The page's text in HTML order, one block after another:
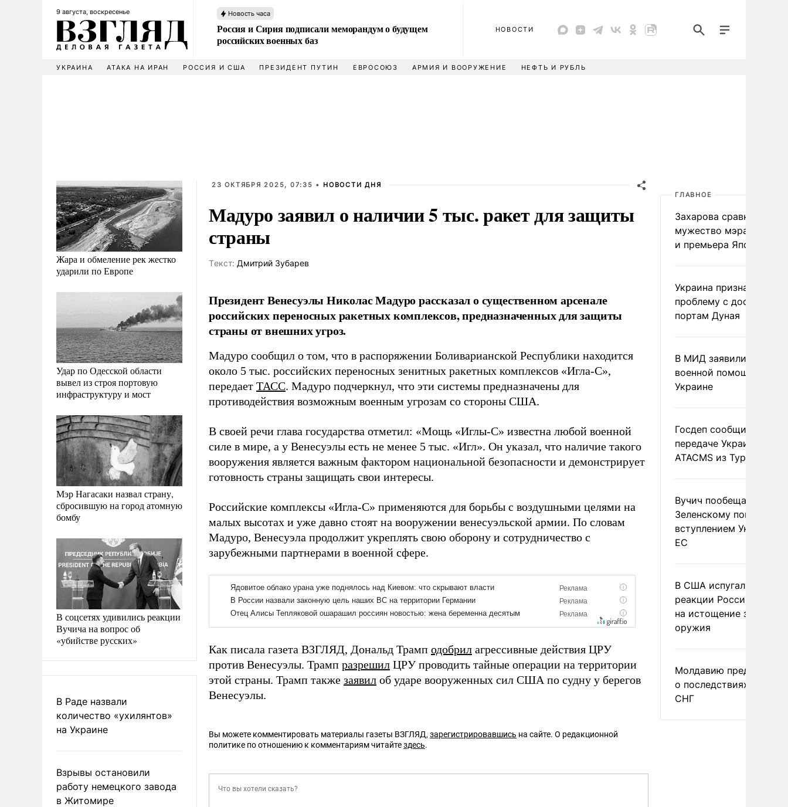
9 августа, воскресенье Новость часа
Россия и Сирия подписали меморандум о будущем
российских военных баз
НОВОСТИ
УКРАИНА АТАКА НА ИРАН РОССИЯ И США ПРЕЗИДЕНТ ПУТИН ЕВРОСОЮЗ АРМИЯ И ВООРУЖЕНИЕ НЕФТЬ И РУБЛЬ
Жара и обмеление рек жестко
ударили по Европе
Удар по Одесской области
вывел из строя портовую
инфраструктуру и мост
Мэр Нагасаки назвал страну,
сбросившую на город атомную
бомбу
В соцсетях удивились реакции
Вучича на вопрос об
«убийстве русских»
В Раде назвали
количество «ухилянтов»
на Украине
Взрывы остановили
работу немецкого завода
в Житомире
23 ОКТЯБРЯ 2025, 07:35 • НОВОСТИ ДНЯ
Мадуро заявил о наличии 5 тыс. ракет для защиты
страны
Tекст: Дмитрий Зубарев
Президент Венесуэлы Николас Мадуро рассказал о существенном арсенале
российских переносных ракетных комплексов, предназначенных для защиты
страны от внешних угроз.
Мадуро сообщил о том, что в распоряжении Боливарианской Республики находится
около 5 тыс. российских переносных зенитных ракетных комплексов «Игла-С»,
передает ТАСС. Мадуро подчеркнул, что эти системы предназначены для
противодействия возможным военным угрозам со стороны США.
В своей речи глава государства отметил: «Мощь «Иглы-С» известна любой военной
силе в мире, а у Венесуэлы есть не менее 5 тыс. «Игл». Он указал, что наличие такого
вооружения является важным фактором национальной безопасности и демонстрирует
готовность страны защищать свои интересы.
Российские комплексы «Игла-С» применяются для борьбы с воздушными целями на
малых высотах и уже давно стоят на вооружении венесуэльской армии. По словам
Мадуро, Венесуэла продолжит укреплять свою оборону и сотрудничество с
зарубежными партнерами в военной сфере.
Как писала газета ВЗГЛЯД, Дональд Трамп одобрил агрессивные действия ЦРУ
против Венесуэлы. Трамп разрешил ЦРУ проводить тайные операции на территории
этой страны. Трамп также заявил об ударе вооруженных сил США по судну у берегов
Венесуэлы.
Вы можете комментировать материалы газеты ВЗГЛЯД, зарегистрировавшись на сайте. О редакционной
политике по отношению к комментариям читайтездесь.
ГЛАВНОЕ
Захарова сравнила
мужество мэра
и премьера Японии
Украина признала
проблему с доступом к
портам Дуная
В МИД заявили о
военной помощи
Украине
Госдеп сообщил о
передаче Украине
ATACMS из Турции
Вучич пообещал
Зеленскому помочь со
вступлением Украины в
ЕС
В США испугались
реакции России и
на истощение запасов
оружия
Молдавию
о последствиях выхода
СНГ